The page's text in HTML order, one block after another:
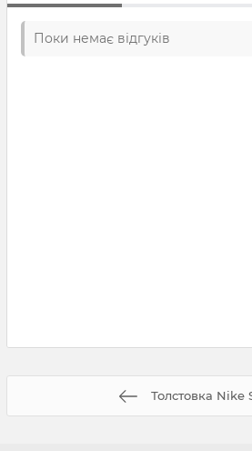
Поки немає відгуків
Толстовка Nike